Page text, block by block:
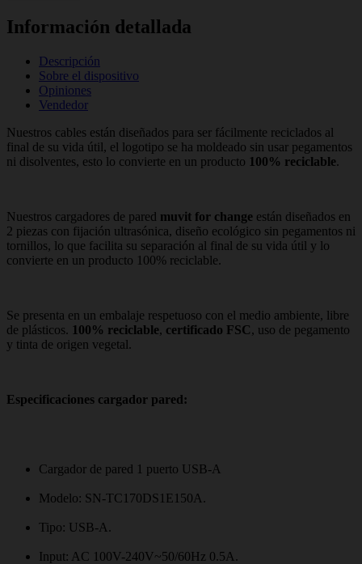
Información detallada
Descripción
Sobre el dispositivo
Opiniones
Vendedor
Nuestros cables están diseñados para ser fácilmente reciclados al
final de su vida útil, el logotipo se ha moldeado sin usar pegamentos
ni disolventes, esto lo convierte en un producto 100% reciclable.
Nuestros cargadores de pared muvit for change están diseñados en
2 piezas con fijación ultrasónica, diseño ecológico sin pegamentos ni
tornillos, lo que facilita su separación al final de su vida útil y lo
convierte en un producto 100% reciclable.
Se presenta en un embalaje respetuoso con el medio ambiente, libre
de plásticos. 100% reciclable, certificado FSC, uso de pegamento
y tinta de origen vegetal.
Especificaciones cargador pared:
Cargador de pared 1 puerto USB-A
Modelo: SN-TC170DS1E150A.
Tipo: USB-A.
Input: AC 100V-240V~50/60Hz 0.5A.